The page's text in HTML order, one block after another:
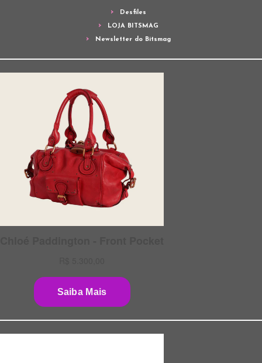
Desfiles
LOJA BITSMAG
Newsletter do Bitsmag